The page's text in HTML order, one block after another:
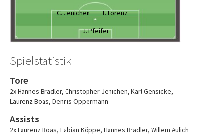
C. Jenichen
T. Lorenz
J. Pfeifer
Spielstatistik
Tore
2x Hannes Bradler, Christopher Jenichen, Karl Gensicke,
Laurenz Boas, Dennis Oppermann
Assists
2x Laurenz Boas, Fabian Köppe, Hannes Bradler, Willem Aulich